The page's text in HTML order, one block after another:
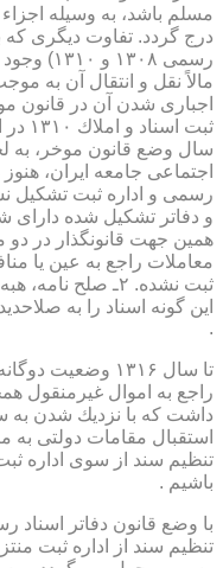
مسلم باشد، به وسیله اجزاء
درج گردد. تفاوت دیگری كه
رسمی
مالاً نقل و انتقال آن به
ثبت
سال وضع قانون موخر، به
اجتماعی جامعه ایران،
رسمی و اداره ثبت تشكیل
و دفاتر تشكیل شده دارای
معاملات راجع به عین یا
ثبت نشده. ۲ـ صلح
این گونه اسناد را به
.
تا سال ۱۳۱۶
راجع به اموال غیرمنقول
استقبال مقامات دولتی به
تنظیم سند از سوی اداره
باشیم .
تنظیم سند از اداره ثبت